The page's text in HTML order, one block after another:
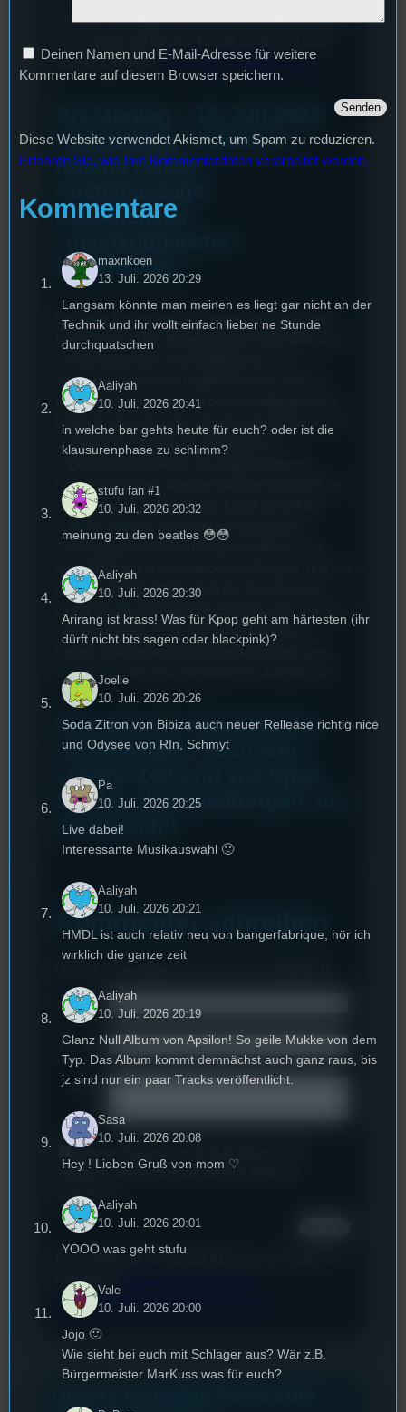
8€, bzw. ermäßigt für 5€ an der Abendkasse oder
über eine Mail an karten@theaterbabylon.de
Ausstellung “Jukebox”,
Roland Holzer,
Schaufenster
Regensburg
Bis Ende Dezember 2022 steht der Kunst- und
Kulturszene in der Regensburger Pustetpassage
Verfügung. In diesem ungewöhnlichen Format
haben Künstler:innen aus den darstellenden und
bildenden Künsten, der Literatur, der Medienkunst
und anderen Sparten die Möglichkeit,
Format zu setzen. Alle drei Wochen wechselt das
Schaufenster. Diese Woche könnt ihr dort bis
zum 18. Juli eine besondere musikalische
dem Hintergrund verschiedenster Fragen rund um
das Streamingzeitalter lässt der Künstler und
wieder aufleben. Hört euch doch bei einem
Sounds aus der neu interpretierten Jukebox an!
Das wars für diese Woche,
wir wünschen euch eine
schöne Zeit und viel Spaß
bei den Veranstaltungen, die
ihr besucht!
Kommentar schreiben
Name*
Email *
Text
Deinen Namen und E-Mail-Adresse für
weitere Kommentare auf diesem Browser
speichern.
Diese Website verwendet Akismet, um Spam zu
reduzieren.
Kommentardaten verarbeitet werden.
Deinen Namen und E-Mail-Adresse für weitere
Kommentare auf diesem Browser speichern.
Diese Website verwendet Akismet, um Spam zu reduzieren.
Erfahren Sie, wie Ihre Kommentardaten verarbeitet werden.
Kommentare
maxnkoen
13. Juli. 2026 20:29
Langsam könnte man meinen es liegt gar nicht an der
Technik und ihr wollt einfach lieber ne Stunde
durchquatschen
Aaliyah
10. Juli. 2026 20:41
in welche bar gehts heute für euch? oder ist die
klausurenphase zu schlimm?
stufu fan #1
10. Juli. 2026 20:32
meinung zu den beatles 😳😳
Aaliyah
10. Juli. 2026 20:30
Arirang ist krass! Was für Kpop geht am härtesten (ihr
dürft nicht bts sagen oder blackpink)?
Joelle
10. Juli. 2026 20:26
Soda Zitron von Bibiza auch neuer Rellease richtig nice
und Odysee von RIn, Schmyt
Pa
10. Juli. 2026 20:25
Live dabei!
Interessante Musikauswahl 🙂
Aaliyah
10. Juli. 2026 20:21
HMDL ist auch relativ neu von bangerfabrique, hör ich
wirklich die ganze zeit
Aaliyah
10. Juli. 2026 20:19
Glanz Null Album von Apsilon! So geile Mukke von dem
Typ. Das Album kommt demnächst auch ganz raus, bis
jz sind nur ein paar Tracks veröffentlicht.
Sasa
10. Juli. 2026 20:08
Hey ! Lieben Gruß von mom ♡
Aaliyah
10. Juli. 2026 20:01
YOOO was geht stufu
Vale
10. Juli. 2026 20:00
Jojo 🙂
Wie sieht bei euch mit Schlager aus? Wär z.B.
Bürgermeister MarKuss was für euch?